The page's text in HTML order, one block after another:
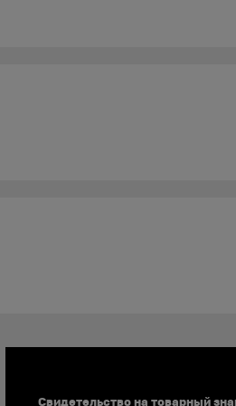
Документы
Свидетельство на товарный